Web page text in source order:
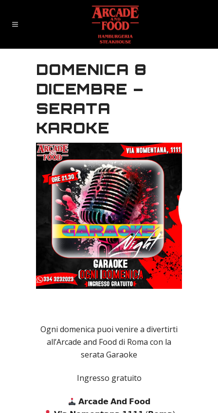
DOMENICA 8
DICEMBRE –
SERATA
KAROKE
Ogni domenica puoi venire a divertirti
all’Arcade and Food di Roma con la
serata Garaoke
Ingresso gratuito
𝗔𝗿𝗰𝗮𝗱𝗲 𝗔𝗻𝗱 𝗙𝗼𝗼𝗱